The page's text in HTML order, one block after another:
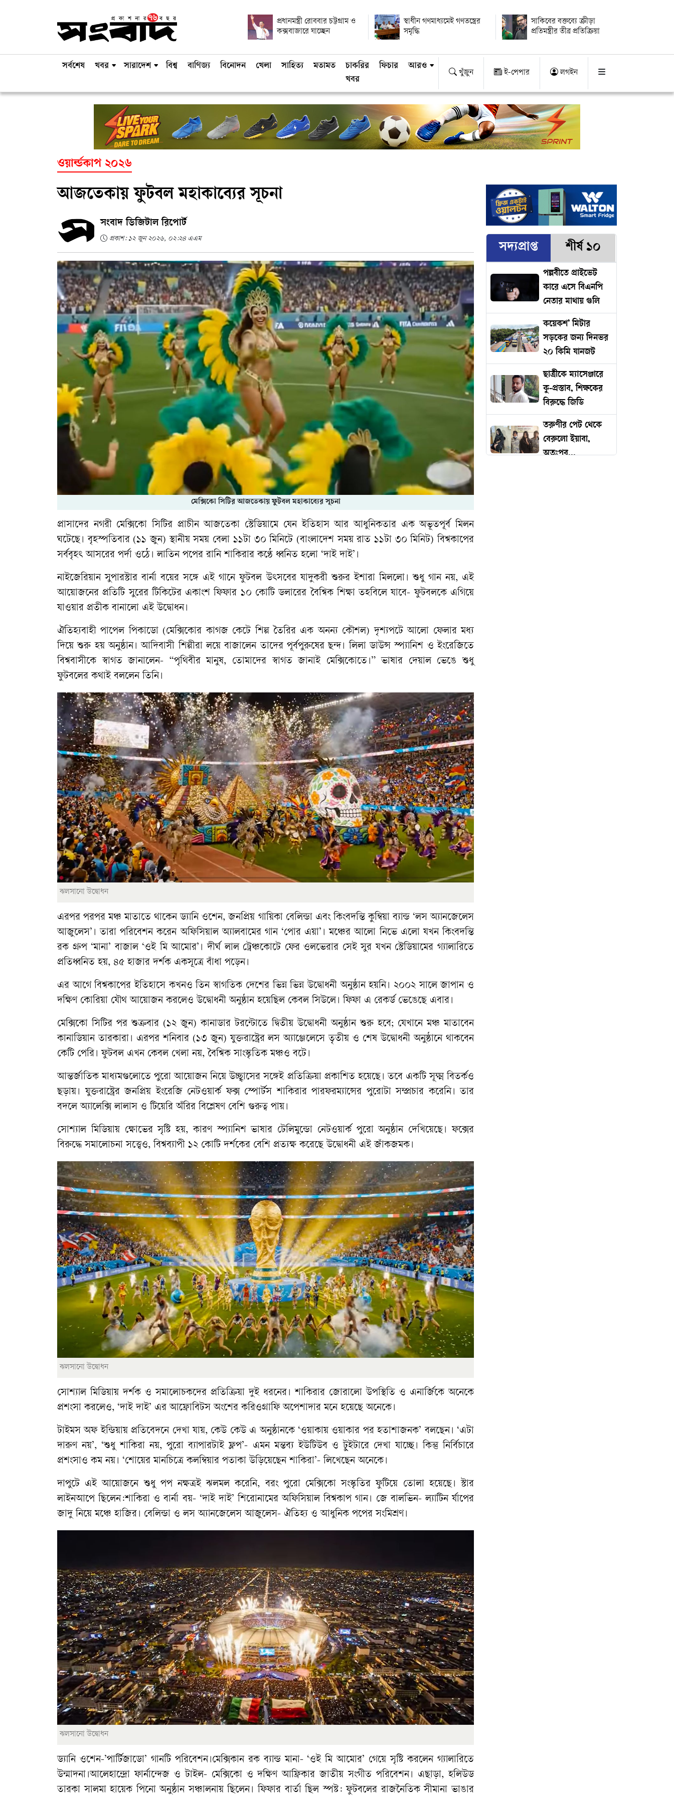
প্রধানমন্ত্রী রোববার চট্টগ্রাম ও
কক্সবাজারে যাচ্ছেন
স্বাধীন গণমাধ্যমেই গণতন্ত্রের
সমৃদ্ধি
সাকিবের বক্তব্যে ক্রীড়া
প্রতিমন্ত্রীর তীব্র প্রতিক্রিয়া
সর্বশেষ খবর সারাদেশ বিশ্ব বাণিজ্য বিনোদন খেলা সাহিত্য মতামত
চাকরির
খবর
ফিচার আরও
খুঁজুন ই-পেপার লগইন
ওয়ার্ল্ডকাপ ২০২৬
আজতেকায় ফুটবল মহাকাব্যের সূচনা
সংবাদ ডিজিটাল রিপোর্ট
প্রকাশ: ১২ জুন ২০২৬, ০২:২৪ এএম
মেক্সিকো সিটির আজতেকায় ফুটবল মহাকাব্যের সূচনা
প্রাসাদের নগরী মেক্সিকো সিটির প্রাচীন আজতেকা স্টেডিয়ামে যেন ইতিহাস আর আধুনিকতার এক অভূতপূর্ব মিলন
ঘটেছে। বৃহস্পতিবার (১১ জুন) স্থানীয় সময় বেলা ১১টা ৩০ মিনিটে (বাংলাদেশ সময় রাত ১১টা ৩০ মিনিট) বিশ্বকাপের
সর্ববৃহৎ আসরের পর্দা ওঠে। লাতিন পপের রানি শাকিরার কণ্ঠে ধ্বনিত হলো ‘দাই দাই’।
নাইজেরিয়ান সুপারস্টার বার্না বয়ের সঙ্গে এই গানে ফুটবল উৎসবের যাদুকরী শুরুর ইশারা মিললো। শুধু গান নয়, এই
আয়োজনের প্রতিটি সুরের টিকিটের একাংশ ফিফার ১০ কোটি ডলারের বৈশ্বিক শিক্ষা তহবিলে যাবে- ফুটবলকে এগিয়ে
যাওয়ার প্রতীক বানালো এই উদ্বোধন।
ঐতিহ্যবাহী পাপেল পিকাডো (মেক্সিকোর কাগজ কেটে শিল্প তৈরির এক অনন্য কৌশল) দৃশ্যপটে আলো ফেলার মধ্য
দিয়ে শুরু হয় অনুষ্ঠান। আদিবাসী শিল্পীরা লয়ে বাজালেন তাদের পূর্বপুরুষের ছন্দ। লিলা ডাউন্স স্প্যানিশ ও ইংরেজিতে
বিশ্ববাসীকে স্বাগত জানালেন- “পৃথিবীর মানুষ, তোমাদের স্বাগত জানাই মেক্সিকোতে।” ভাষার দেয়াল ভেঙে শুধু
ফুটবলের কথাই বললেন তিনি।
ঝলসানো উদ্বোধন
এরপর পরপর মঞ্চ মাতাতে থাকেন ড্যানি ওশেন, জনপ্রিয় গায়িকা বেলিন্ডা এবং কিংবদন্তি কুম্বিয়া ব্যান্ড ‘লস অ্যানজেলেস
আজুলেস’। তারা পরিবেশন করেন অফিসিয়াল অ্যালবামের গান ‘পোর এয়া’। মঞ্চের আলো নিভে এলো যখন কিংবদন্তি
রক গ্রুপ ‘মানা’ বাজাল ‘ওই মি আমোর’। দীর্ঘ লাল ট্রেঞ্চকোটে ফের ওলভেরার সেই সুর যখন স্টেডিয়ামের গ্যালারিতে
প্রতিধ্বনিত হয়, ৪৫ হাজার দর্শক একসূত্রে বাঁধা পড়েন।
এর আগে বিশ্বকাপের ইতিহাসে কখনও তিন স্বাগতিক দেশের ভিন্ন ভিন্ন উদ্বোধনী অনুষ্ঠান হয়নি। ২০০২ সালে জাপান ও
দক্ষিণ কোরিয়া যৌথ আয়োজন করলেও উদ্বোধনী অনুষ্ঠান হয়েছিল কেবল সিউলে। ফিফা এ রেকর্ড ভেঙেছে এবার।
মেক্সিকো সিটির পর শুক্রবার (১২ জুন) কানাডার টরন্টোতে দ্বিতীয় উদ্বোধনী অনুষ্ঠান শুরু হবে; যেখানে মঞ্চ মাতাবেন
কানাডিয়ান তারকারা। এরপর শনিবার (১৩ জুন) যুক্তরাষ্ট্রের লস অ্যাঞ্জেলেসে তৃতীয় ও শেষ উদ্বোধনী অনুষ্ঠানে থাকবেন
কেটি পেরি। ফুটবল এখন কেবল খেলা নয়, বৈশ্বিক সাংস্কৃতিক মঞ্চও বটে।
আন্তর্জাতিক মাধ্যমগুলোতে পুরো আয়োজন নিয়ে উচ্ছ্বাসের সঙ্গেই প্রতিক্রিয়া প্রকাশিত হয়েছে। তবে একটি সূক্ষ্ম বিতর্কও
ছড়ায়। যুক্তরাষ্ট্রের জনপ্রিয় ইংরেজি নেটওয়ার্ক ফক্স স্পোর্টস শাকিরার পারফরম্যান্সের পুরোটা সম্প্রচার করেনি। তার
বদলে অ্যালেক্সি লালাস ও টিয়েরি অঁরির বিশ্লেষণ বেশি গুরুত্ব পায়।
সোশ্যাল মিডিয়ায় ক্ষোভের সৃষ্টি হয়, কারণ স্প্যানিশ ভাষার টেলিমুন্ডো নেটওয়ার্ক পুরো অনুষ্ঠান দেখিয়েছে। ফক্সের
বিরুদ্ধে সমালোচনা সত্ত্বেও, বিশ্বব্যাপী ১২ কোটি দর্শকের বেশি প্রত্যক্ষ করেছে উদ্বোধনী এই জাঁকজমক।
ঝলসানো উদ্বোধন
সোশ্যাল মিডিয়ায় দর্শক ও সমালোচকদের প্রতিক্রিয়া দুই ধরনের। শাকিরার জোরালো উপস্থিতি ও এনার্জিকে অনেকে
প্রশংসা করলেও, ‘দাই দাই’ এর আফ্রোবিটস অংশের করিওগ্রাফি অপেশাদার মনে হয়েছে অনেকে।
টাইমস অফ ইন্ডিয়ায় প্রতিবেদনে দেখা যায়, কেউ কেউ এ অনুষ্ঠানকে ‘ওয়াকায় ওয়াকার পর হতাশাজনক’ বলছেন। ‘এটা
দারুণ নয়’, ‘শুধু শাকিরা নয়, পুরো ব্যাপারটাই ফ্লপ’- এমন মন্তব্য ইউটিউব ও টুইটারে দেখা যাচ্ছে। কিন্তু নির্বিচারে
প্রশংসাও কম নয়। ‘শোয়ের মানচিত্রে কলম্বিয়ার পতাকা উড়িয়েছেন শাকিরা’- লিখেছেন অনেকে।
দাপুটে এই আয়োজনে শুধু পপ নক্ষত্রই ঝলমল করেনি, বরং পুরো মেক্সিকো সংস্কৃতির ফুটিয়ে তোলা হয়েছে। স্টার
লাইনআপে ছিলেন:শাকিরা ও বার্না বয়- ‘দাই দাই’ শিরোনামের অফিসিয়াল বিশ্বকাপ গান। জে বালভিন- ল্যাটিন র্যাপের
জাদু নিয়ে মঞ্চে হাজির। বেলিন্ডা ও লস অ্যানজেলেস আজুলেস- ঐতিহ্য ও আধুনিক পপের সংমিশ্রণ।
ঝলসানো উদ্বোধন
ড্যানি ওশেন-’পার্টিজাডো’ গানটি পরিবেশন।মেক্সিকান রক ব্যান্ড মানা- ‘ওই মি আমোর’ গেয়ে সৃষ্টি করলেন গ্যালারিতে
উন্মাদনা।আলেহান্দ্রো ফার্নান্দেজ ও টাইল- মেক্সিকো ও দক্ষিণ আফ্রিকার জাতীয় সংগীত পরিবেশন। এছাড়া, হলিউড
তারকা সালমা হায়েক পিনো অনুষ্ঠান সঞ্চালনায় ছিলেন। ফিফার বার্তা ছিল স্পষ্ট: ফুটবলের রাজনৈতিক সীমানা ভাঙার
সদ্যপ্রাপ্ত শীর্ষ ১০
পল্লবীতে প্রাইভেট
কারে এসে বিএনপি
নেতার মাথায় গুলি
কয়েকশ’ মিটার
সড়কের জন্য দিনভর
২০ কিমি যানজট
ছাত্রীকে ম্যাসেঞ্জারে
কু-প্রস্তাব, শিক্ষকের
বিরুদ্ধে জিডি
তরুণীর পেট থেকে
বেরুলো ইয়াবা,
অতঃপর...